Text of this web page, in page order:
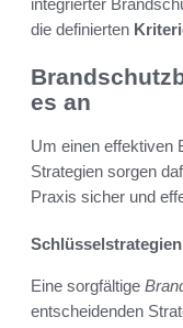
die definierten
es an
Um einen effektiven
Strategien sorgen
Praxis sicher und
Eine sorgfältige
entscheidenden